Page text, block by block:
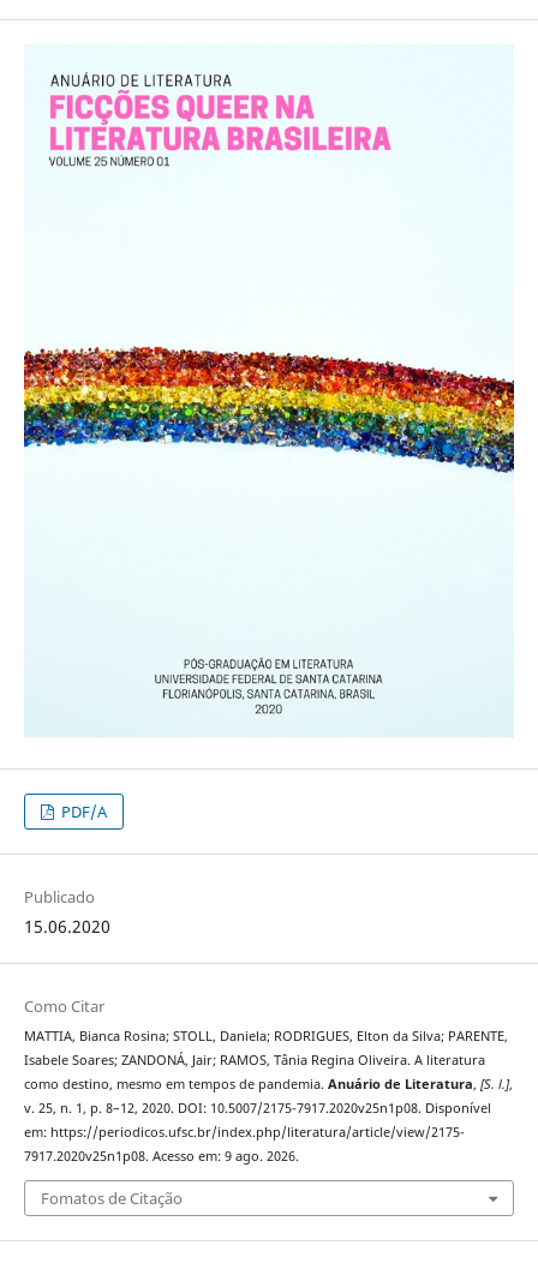
PDF/A
Publicado
15.06.2020
Como Citar
MATTIA, Bianca Rosina; STOLL, Daniela; RODRIGUES, Elton da Silva; PARENTE,
Isabele Soares; ZANDONÁ, Jair; RAMOS, Tânia Regina Oliveira. A literatura
como destino, mesmo em tempos de pandemia. Anuário de Literatura, [S. l.],
v. 25, n. 1, p. 8–12, 2020. DOI: 10.5007/2175-7917.2020v25n1p08. Disponível
em: https://periodicos.ufsc.br/index.php/literatura/article/view/2175-
7917.2020v25n1p08. Acesso em: 9 ago. 2026.
Fomatos de Citação